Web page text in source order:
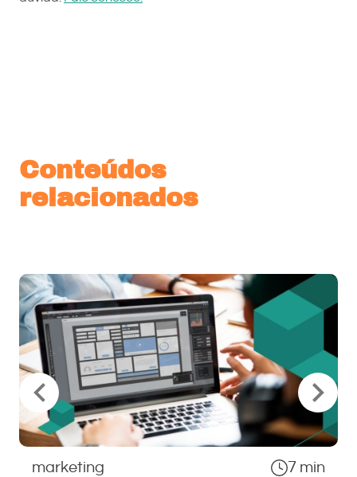
Conteúdos
relacionados
marketing 7 min